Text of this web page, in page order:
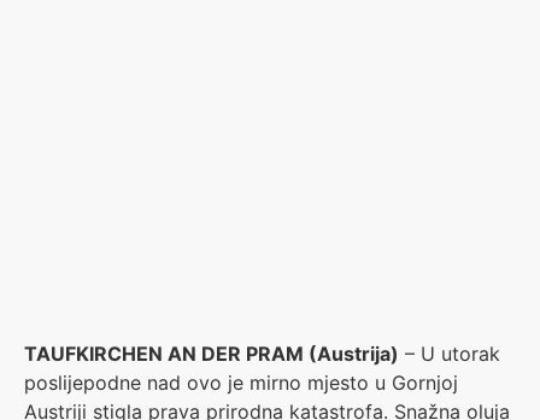
TAUFKIRCHEN AN DER PRAM (Austrija) – U utorak
poslijepodne nad ovo je mirno mjesto u Gornjoj
Austriji stigla prava prirodna katastrofa. Snažna oluja